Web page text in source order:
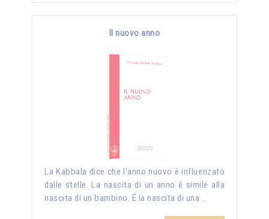
Il nuovo anno
La Kabbala dice che l'anno nuovo è influenzato
dalle stelle. La nascita di un anno è simile alla
nascita di un bambino. É la nascita di una …